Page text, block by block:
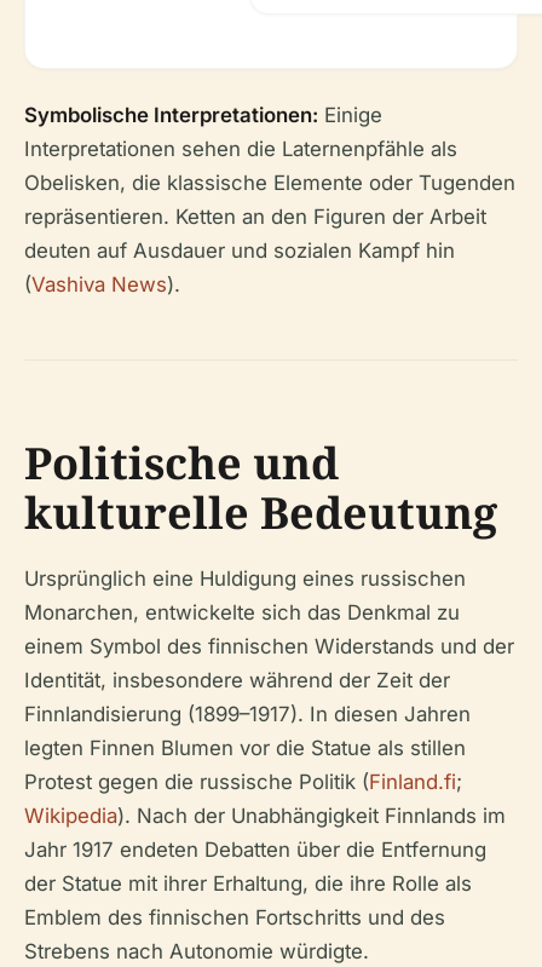
Symbolische Interpretationen: Einige
Interpretationen sehen die Laternenpfähle als
Obelisken, die klassische Elemente oder Tugenden
repräsentieren. Ketten an den Figuren der Arbeit
deuten auf Ausdauer und sozialen Kampf hin
(Vashiva News).
Politische und
kulturelle Bedeutung
Ursprünglich eine Huldigung eines russischen
Monarchen, entwickelte sich das Denkmal zu
einem Symbol des finnischen Widerstands und der
Identität, insbesondere während der Zeit der
Finnlandisierung (1899–1917). In diesen Jahren
legten Finnen Blumen vor die Statue als stillen
Protest gegen die russische Politik (Finland.fi;
Wikipedia). Nach der Unabhängigkeit Finnlands im
Jahr 1917 endeten Debatten über die Entfernung
der Statue mit ihrer Erhaltung, die ihre Rolle als
Emblem des finnischen Fortschritts und des
Strebens nach Autonomie würdigte.